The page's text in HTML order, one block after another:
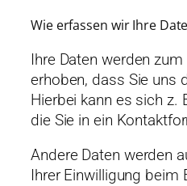
Wie erfassen wir Ihre
Ihre Daten werden
erhoben, dass Sie uns
Hierbei kann es sich z.
die Sie in ein
Andere Daten werden
Ihrer Einwilligung